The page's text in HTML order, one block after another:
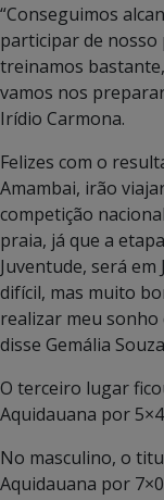
“Conseguimos
participar de nosso
treinamos
vamos nos
Irídio Carmona.
Felizes com o
Amambai, irão
competição
praia, já que a
Juventude, será em
difícil, mas muito
realizar meu sonho
disse Gemália
O terceiro lugar
Aquidauana por
No masculino, o
Aquidauana por